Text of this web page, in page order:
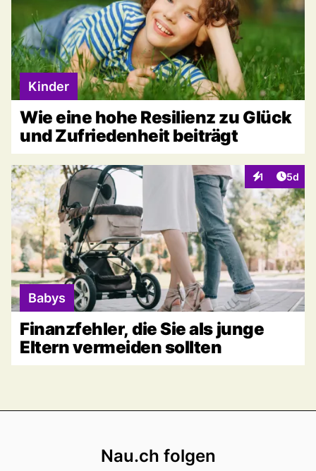
Kinder
Wie eine hohe Resilienz zu Glück
und Zufriedenheit beiträgt
1
Interaktionen
5d
Babys
Finanzfehler, die Sie als junge
Eltern vermeiden sollten
Nau.ch folgen